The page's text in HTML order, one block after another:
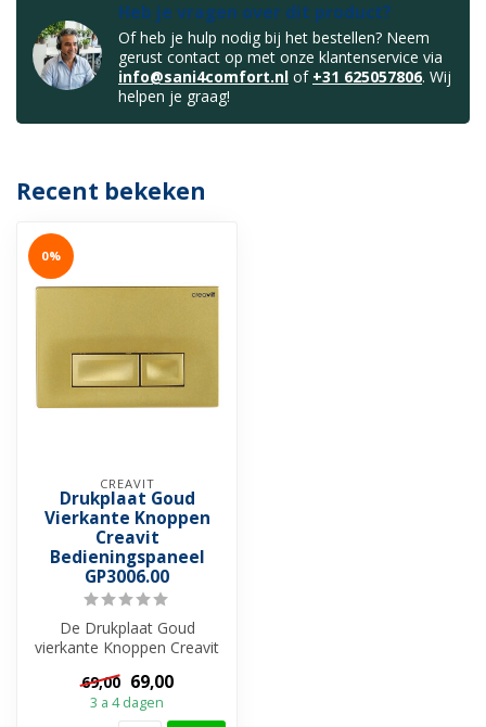
Heb je vragen over dit product?
Of heb je hulp nodig bij het bestellen? Neem
gerust contact op met onze klantenservice via
info@sani4comfort.nl of +31 625057806. Wij
helpen je graag!
Recent bekeken
0%
CREAVIT
Drukplaat Goud
Vierkante Knoppen
Creavit
Bedieningspaneel
GP3006.00
De Drukplaat Goud
vierkante Knoppen Creavit
kleur Goud, i...
69,00 69,00
3 a 4 dagen